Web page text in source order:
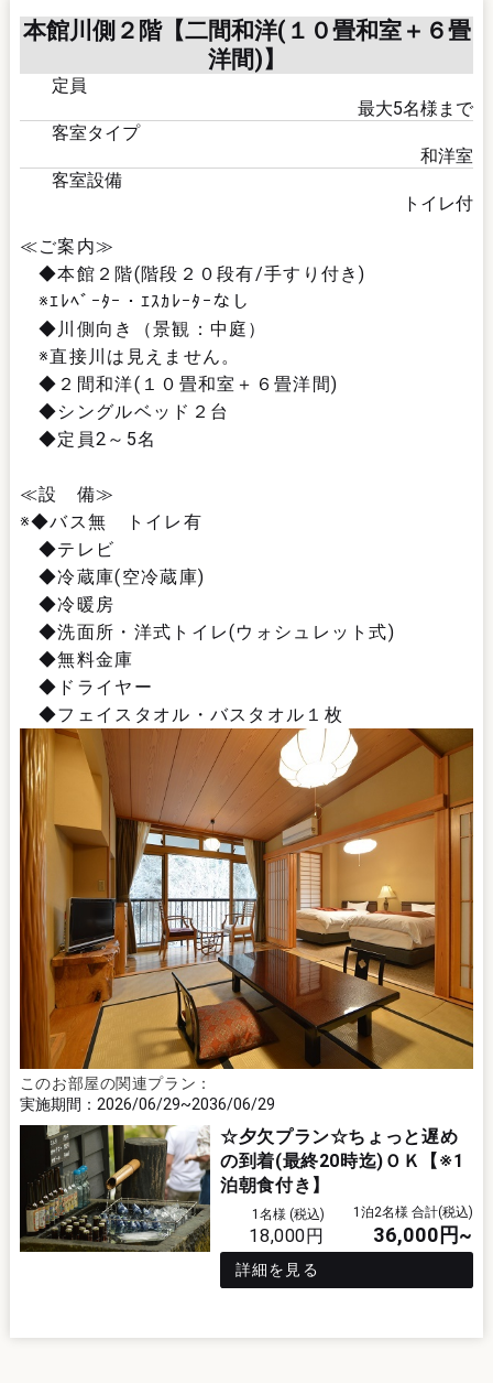
本館川側２階【二間和洋(１０畳和室＋６畳
洋間)】
定員
最大5名様まで
客室タイプ
和洋室
客室設備
トイレ付
≪ご案内≫
◆本館２階(階段２０段有/手すり付き)
※ｴﾚﾍﾞｰﾀｰ・ｴｽｶﾚｰﾀｰなし
◆川側向き（景観：中庭）
※直接川は見えません。
◆２間和洋(１０畳和室＋６畳洋間)
◆シングルベッド２台
◆定員2～5名
≪設 備≫
※◆バス無 トイレ有
◆テレビ
◆冷蔵庫(空冷蔵庫)
◆冷暖房
◆洗面所・洋式トイレ(ウォシュレット式)
◆無料金庫
◆ドライヤー
◆フェイスタオル・バスタオル１枚
このお部屋の関連プラン：
2026/06/29
2036/06/29
☆夕欠プラン☆ちょっと遅め
の到着(最終20時迄)ＯＫ【※1
泊朝食付き】
1名様 (税込)
18,000円
1泊2名様 合計(税込)
36,000円~
詳細を見る